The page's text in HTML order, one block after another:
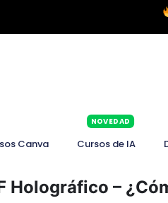
Canva Cursos de IA
NOVEDAD
Holográfico –